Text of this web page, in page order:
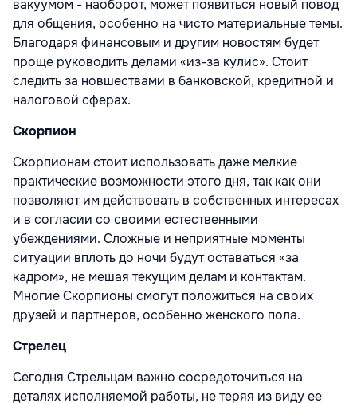
вакуумом - наоборот, может появиться новый повод
для общения, особенно на чисто материальные темы.
Благодаря финансовым и другим новостям будет
проще руководить делами «из-за кулис». Стоит
следить за новшествами в банковской, кредитной и
налоговой сферах.
Скорпион
Скорпионам стоит использовать даже мелкие
практические возможности этого дня, так как они
позволяют им действовать в собственных интересах
и в согласии со своими естественными
убеждениями. Сложные и неприятные моменты
ситуации вплоть до ночи будут оставаться «за
кадром», не мешая текущим делам и контактам.
Многие Скорпионы смогут положиться на своих
друзей и партнеров, особенно женского пола.
Стрелец
Сегодня Стрельцам важно сосредоточиться на
деталях исполняемой работы, не теряя из виду ее